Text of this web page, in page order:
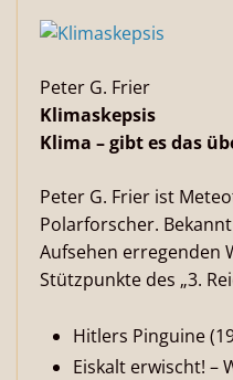
Peter G. Frier
Klimaskepsis
Klima – gibt es das
Peter G. Frier ist
Polarforscher.
Aufsehen erregenden
Stützpunkte des „3.
Hitlers Pinguine
Eiskalt erwischt! –